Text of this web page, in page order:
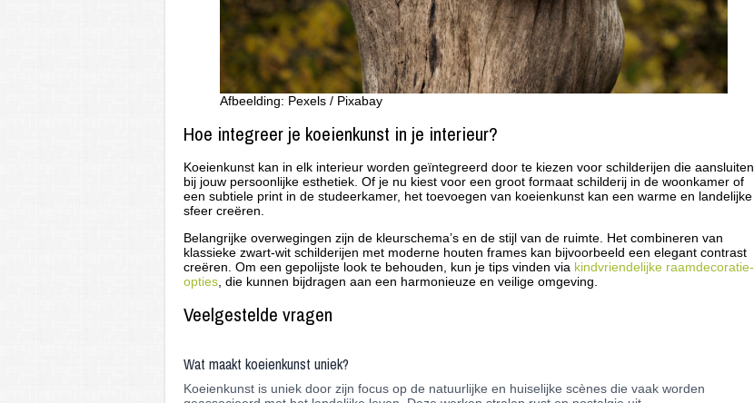
Afbeelding: Pexels / Pixabay
Hoe integreer je koeienkunst in je interieur?
Koeienkunst kan in elk interieur worden geïntegreerd door te kiezen voor schilderijen die aansluiten
bij jouw persoonlijke esthetiek. Of je nu kiest voor een groot formaat schilderij in de woonkamer of
een subtiele print in de studeerkamer, het toevoegen van koeienkunst kan een warme en landelijke
sfeer creëren.
Belangrijke overwegingen zijn de kleurschema’s en de stijl van de ruimte. Het combineren van
klassieke zwart-wit schilderijen met moderne houten frames kan bijvoorbeeld een elegant contrast
creëren. Om een gepolijste look te behouden, kun je tips vinden via kindvriendelijke raamdecoratie-
opties, die kunnen bijdragen aan een harmonieuze en veilige omgeving.
Veelgestelde vragen
Wat maakt koeienkunst uniek?
Koeienkunst is uniek door zijn focus op de natuurlijke en huiselijke scènes die vaak worden